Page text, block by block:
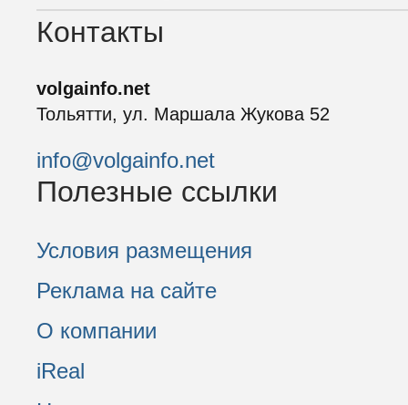
Контакты
volgainfo.net
Тольятти, ул. Маршала Жукова 52
info@volgainfo.net
Полезные ссылки
Условия размещения
Реклама на сайте
О компании
iReal